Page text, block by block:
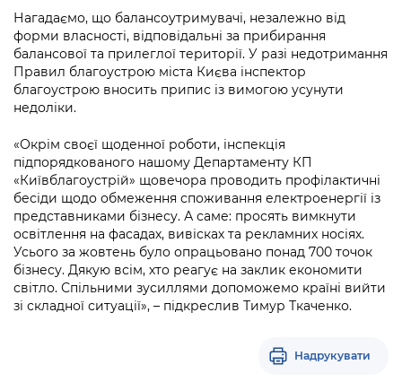
Звернення громадян
Регуляторна діяльність
Промисловість і наука Києва
Kyiv International Relations
Річні звіти
Гендерна політика
Безбар'єрність
Ритуальні послуги
Іноземцям / For foreigners
Пам'ятки культурної спадщини
Портал Захисників та Захисниць
Безбар'єрність
Портал послуг
Міський застосунок Київ Цифровий
Важливе під час воєнного стану
Рада з питань внутрішньо переміщених
осіб при Київській міській військовій
адміністрації
«Ініціатива «Партнерство «Відкритий
Уряд» – місцевий рівень»
Важливе під час воєнного стану
бездіяльності розпорядників інформації
Звіти про опрацювання запитів на
публічну інформацію
Інформація для споживачів
Про відкриті дані
Портал даних Києва
Публічні дашборди
hospitals at work under martial law
Контакти для медіа / Contacts for mass
media
Нагадаємо, що балансоутримувачі, незалежно від
форми власності, відповідальні за прибирання
балансової та прилеглої території. У разі недотримання
Правил благоустрою міста Києва інспектор
благоустрою вносить припис із вимогою усунути
недоліки.
«Окрім своєї щоденної роботи, інспекція
підпорядкованого нашому Департаменту КП
«Київблагоустрій» щовечора проводить профілактичні
бесіди щодо обмеження споживання електроенергії із
представниками бізнесу. А саме: просять вимкнути
освітлення на фасадах, вивісках та рекламних носіях.
Усього за жовтень було опрацьовано понад 700 точок
бізнесу. Дякую всім, хто реагує на заклик економити
світло. Спільними зусиллями допоможемо країні вийти
зі складної ситуації», – підкреслив Тимур Ткаченко.
Надрукувати